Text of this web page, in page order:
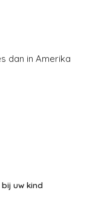
dan in Amerika
uw kind